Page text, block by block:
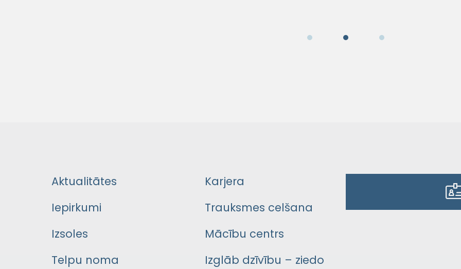
Aktualitātes
Iepirkumi
Izsoles
Telpu noma
Karjera
Trauksmes celšana
Mācību centrs
Izglāb dzīvību – ziedo